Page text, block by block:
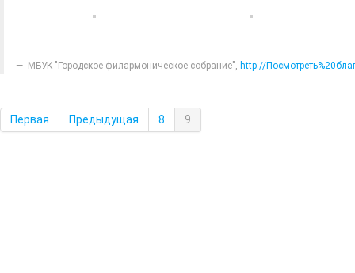
МБУК "Городское филармоническое собрание", http://
Первая Предыдущая 8 9